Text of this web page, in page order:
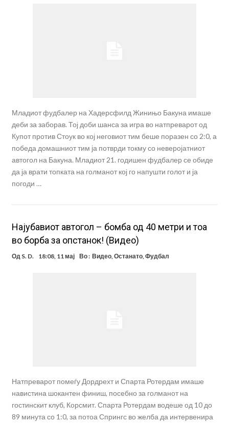
Младиот фудбалер на Хадерсфилд Жинињо Бакуна имаше
деби за заборав. Тој доби шанса за игра во натпреварот од
Купот против Стоук во кој неговиот тим беше поразен со 2:0, а
победа домашниот тим ја потврди токму со неверојатниот
автогол на Бакуна. Младиот 21. годишен фудбалер се обиде
да ја врати топката на голманот кој го напушти голот и ја
погоди …
Најубавиот автогол – бомба од 40 метри и тоа
во борба за опстанок! (Видео)
Од S. D. 18:08, 11 мај Во : Видео, Останато, Фудбал
Натпреварот помеѓу Дордрехт и Спарта Ротердам имаше
навистина шокантен финиш, посебно за голманот на
гостинскит клуб, Корсмит. Спартa Ротердам водеше од 10 до
89 минута со 1:0, за потоа Спрингс во желба да интервенира